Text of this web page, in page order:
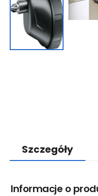
Szczegóły
Informacje o